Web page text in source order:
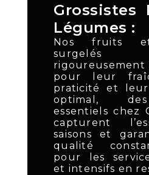
Légumes :
Nos fruits
rigoureusement
pour leur
praticité et
optimal,
essentiels chez
capturent
saisons et
qualité
pour les
et intensifs en